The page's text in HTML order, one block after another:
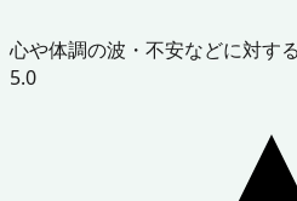
心や体調の波・不安などに対す
5.0